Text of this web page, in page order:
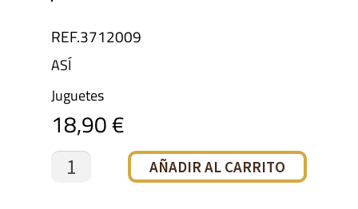
REF.3712009
ASÍ
Juguetes
18,90€
Arrullo
AÑADIR AL CARRITO